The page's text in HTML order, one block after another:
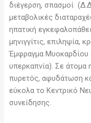
διέγερση, σπασμοί
μεταβολικές
ηπατική
μηνιγγίτις, επιληψία,
Έμφραγμα Μυοκαρδίου
υπερκαπνία). Σε άτομα
πυρετός, αφυδάτωση
εύκολα το Κεντρικό
συνείδησης.